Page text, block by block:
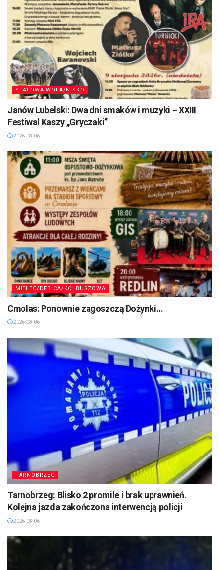
STALOWA WOLA/NISKO
Janów Lubelski: Dwa dni smaków i muzyki – XXIII
Festiwal Kaszy „Gryczaki”
2026-08-06
MIELEC/DĘBICA/KOLBUSZOWA
Cmolas: Ponownie zagoszczą Dożynki…
2026-08-06
TARNOBRZEG
Tarnobrzeg: Blisko 2 promile i brak uprawnień.
Kolejna jazda zakończona interwencją policji
2026-08-06